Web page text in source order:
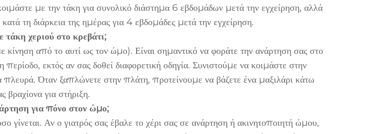
με την τάκη για συνολικό διάστημα 6 εβδομάδων μετά την εγχείρηση, αλλά
τη διάρκεια της ημέρας για 4 εβδομάδες μετά την εγχείρηση.
χεριού στο κρεβάτι;
από το αυτί ως τον ώμο). Είναι σημαντικό να φοράτε την ανάρτηση σας στο
περίοδο, εκτός αν σας δοθεί διαφορετική οδηγία. Συνιστούμε να κοιμάστε στην
Όταν ξαπλώνετε στην πλάτη, προτείνουμε να βάζετε ένα μαξιλάρι κάτω
για στήριξη.
για πόνο στον ώμο;
γίνεται. Αν ο γιατρός σας έβαλε το χέρι σας σε ανάρτηση ή ακινητοποιητή ώμου,